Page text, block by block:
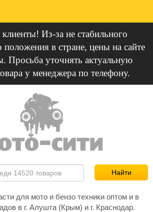
Из-за не стабильного
положения в стране, цены на сайте
Просьба уточнять актуальную
у менеджера по телефону.
для мото и бензо техники оптом и в
в г. Алушта (Крым) и г. Краснодар.